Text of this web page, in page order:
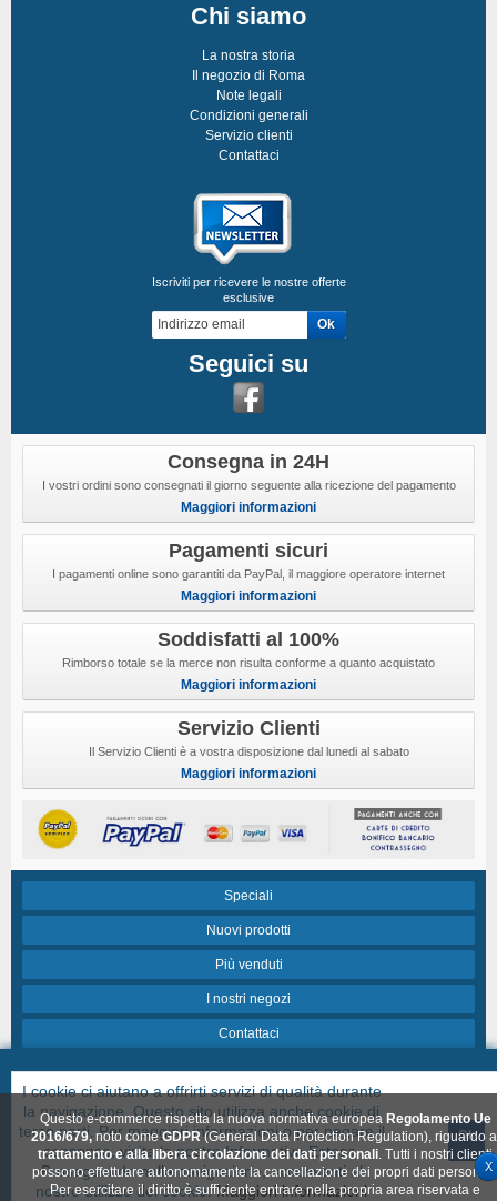
Chi siamo
La nostra storia
Il negozio di Roma
Note legali
Condizioni generali
Servizio clienti
Contattaci
Iscriviti per ricevere le nostre offerte
esclusive
Seguici su
Consegna in 24H
I vostri ordini sono consegnati il giorno seguente alla ricezione del pagamento
Maggiori informazioni
Pagamenti sicuri
I pagamenti online sono garantiti da PayPal, il maggiore operatore internet
Maggiori informazioni
Soddisfatti al 100%
Rimborso totale se la merce non risulta conforme a quanto acquistato
Maggiori informazioni
Servizio Clienti
Il Servizio Clienti è a vostra disposizione dal lunedi al sabato
Maggiori informazioni
Speciali
Nuovi prodotti
Più venduti
I nostri negozi
Contattaci
Chi siamo
FAQ
I cookie ci aiutano a offrirti servizi di qualità durante
la navigazione. Questo sito utilizza anche cookie di
terze parti. Per maggiori informazioni o per negare il
consenso, visita la nostra Informativa Estesa.
Proseguendo nella navigazione, acconsenti al
nostro utilizzo dei cookie.Maggiori informazioni
Ok
Questo e-commerce rispetta la nuova normativa europea Regolamento Ue
2016/679,noto comeGDPR (General Data Protection Regulation), riguardo
trattamento e alla libera circolazione dei dati personali. Tutti i nostri clienti
possono effettuare autonomamente la cancellazione dei propri dati personali.
Per esercitare il diritto è sufficiente entrare nella propria area riservata e
X
© Created & Hosted byMONDOWEB